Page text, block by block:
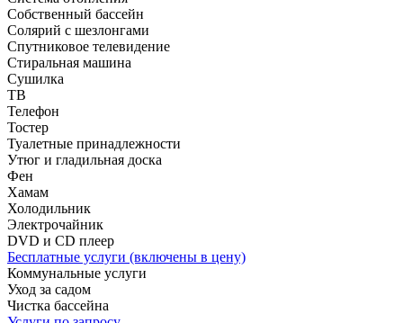
Собственный бассейн
Солярий с шезлонгами
Спутниковое телевидение
Стиральная машина
Сушилка
ТВ
Телефон
Тостер
Туалетные принадлежности
Утюг и гладильная доска
Фен
Хамам
Холодильник
Электрочайник
DVD и CD плеер
Бесплатные услуги (включены в цену)
Коммунальные услуги
Уход за садом
Чистка бассейна